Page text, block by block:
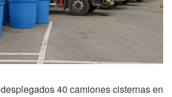
40 camiones cisternas en